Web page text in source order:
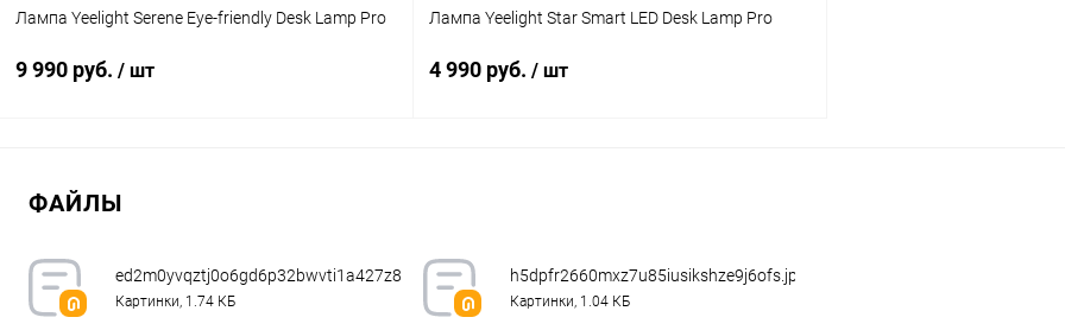
Лампа Yeelight Serene Eye-friendly Desk Lamp Pro
9 990 руб. / шт
В избранное В наличии
Лампа Yeelight Star Smart LED Desk Lamp Pro
4 990 руб. / шт
В избранное В наличии
ФАЙЛЫ
ed2m0yvqztj0o6gd6p32bwvti1a427z8.jpeg.webp
Картинки, 1.74 КБ
h5dpfr2660mxz7u85iusikshze9j6ofs.jpeg.webp
Картинки, 1.04 КБ